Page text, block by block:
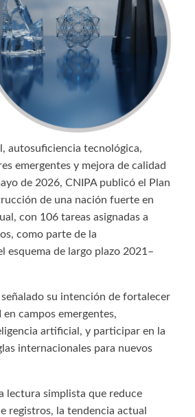
autosuficiencia tecnológica,
emergentes y mejora de calidad
de 2026, CNIPA publicó el Plan
de una nación fuerte en
con 106 tareas asignadas a
como parte de la
esquema de largo plazo 2021–
señalado su intención de fortalecer
en campos emergentes,
artificial, y participar en la
internacionales para nuevos
lectura simplista que reduce
registros, la tendencia actual